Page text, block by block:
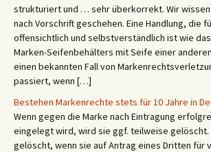
strukturiert und … sehr überkorrekt. Wir wissen
nach Vorschrift geschehen. Eine Handlung, die
offensichtlich und selbstverständlich ist wie
Marken-Seifenbehälters mit Seife einer
einen bekannten Fall von
passiert, wenn […]
Bestehen Markenrechte stets für 10 Jahre in
Wenn gegen die Marke nach Eintragung
eingelegt wird, wird sie ggf. teilweise gelöscht.
gelöscht, wenn sie auf Antrag eines Dritten für